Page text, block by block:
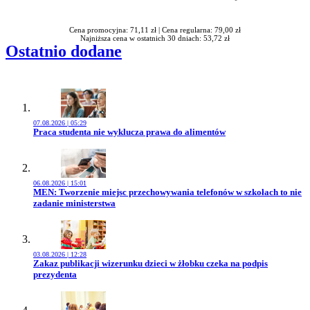
Cena promocyjna: 71,11 zł | Cena regularna: 79,00 zł
Najniższa cena w ostatnich 30 dniach: 53,72 zł
Ostatnio dodane
07.08.2026 | 05:29
Przejdź do artykułu:
Praca studenta nie wyklucza prawa do alimentów
06.08.2026 | 15:01
Przejdź do artykułu:
MEN: Tworzenie miejsc przechowywania telefonów w szkołach to nie
zadanie ministerstwa
03.08.2026 | 12:28
Przejdź do artykułu:
Zakaz publikacji wizerunku dzieci w żłobku czeka na podpis
prezydenta